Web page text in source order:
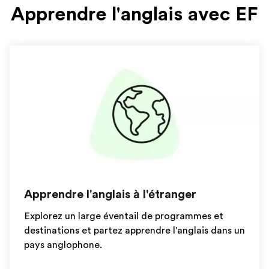
Apprendre l'anglais avec EF
Apprendre l'anglais à l'étranger
Explorez un large éventail de programmes et
destinations et partez apprendre l'anglais dans un
pays anglophone.